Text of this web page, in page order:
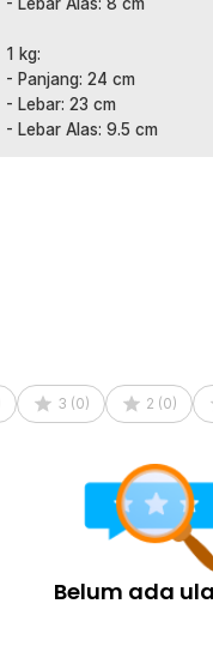
kemasan ini juga
untuk berbagai
pembelian produk ini:
1 kg:
- Panjang: 24 cm
- Lebar: 23 cm
- Lebar Alas: 9.5 cm
3 (0) 2 (0)
Belum ada